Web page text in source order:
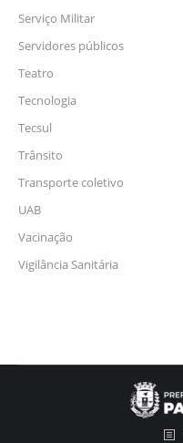
Serviço Militar
Servidores públicos
Teatro
Tecnologia
Tecsul
Trânsito
Transporte coletivo
UAB
Vacinação
Vigilância Sanitária